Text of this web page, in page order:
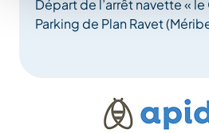
Départ de l’arrêt navette «
Parking de Plan Ravet